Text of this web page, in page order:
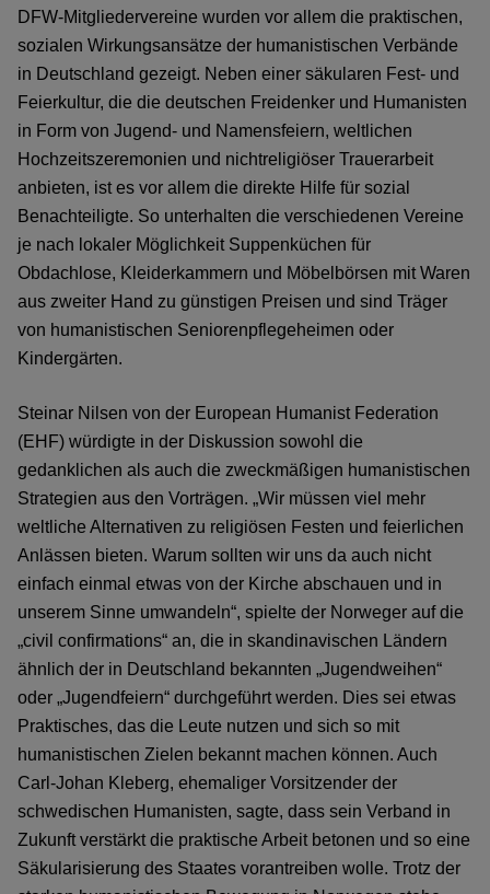
DFW-Mitgliedervereine wurden vor allem die praktischen,
sozialen Wirkungsansätze der humanistischen Verbände
in Deutschland gezeigt. Neben einer säkularen Fest- und
Feierkultur, die die deutschen Freidenker und Humanisten
in Form von Jugend- und Namensfeiern, weltlichen
Hochzeitszeremonien und nichtreligiöser Trauerarbeit
anbieten, ist es vor allem die direkte Hilfe für sozial
Benachteiligte. So unterhalten die verschiedenen Vereine
je nach lokaler Möglichkeit Suppenküchen für
Obdachlose, Kleiderkammern und Möbelbörsen mit Waren
aus zweiter Hand zu günstigen Preisen und sind Träger
von humanistischen Seniorenpflegeheimen oder
Kindergärten.
Steinar Nilsen von der European Humanist Federation
(EHF) würdigte in der Diskussion sowohl die
gedanklichen als auch die zweckmäßigen humanistischen
Strategien aus den Vorträgen. „Wir müssen viel mehr
weltliche Alternativen zu religiösen Festen und feierlichen
Anlässen bieten. Warum sollten wir uns da auch nicht
einfach einmal etwas von der Kirche abschauen und in
unserem Sinne umwandeln“, spielte der Norweger auf die
„civil confirmations“ an, die in skandinavischen Ländern
ähnlich der in Deutschland bekannten „Jugendweihen“
oder „Jugendfeiern“ durchgeführt werden. Dies sei etwas
Praktisches, das die Leute nutzen und sich so mit
humanistischen Zielen bekannt machen können. Auch
Carl-Johan Kleberg, ehemaliger Vorsitzender der
schwedischen Humanisten, sagte, dass sein Verband in
Zukunft verstärkt die praktische Arbeit betonen und so eine
Säkularisierung des Staates vorantreiben wolle. Trotz der